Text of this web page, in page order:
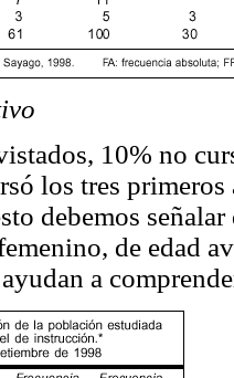
10% no
los tres primeros
debemos
de edad
a